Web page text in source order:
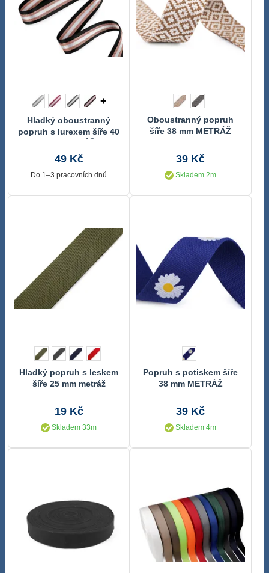
+
Hladký oboustranný
popruh s lurexem šíře 40
49 Kč
Do 1–3 pracovních dnů
Oboustranný popruh
šíře 38 mm METRÁŽ
39 Kč
Skladem 2m
Hladký popruh s leskem
šíře 25 mm metráž
19 Kč
Skladem 33m
Popruh s potiskem šíře
38 mm METRÁŽ
39 Kč
Skladem 4m